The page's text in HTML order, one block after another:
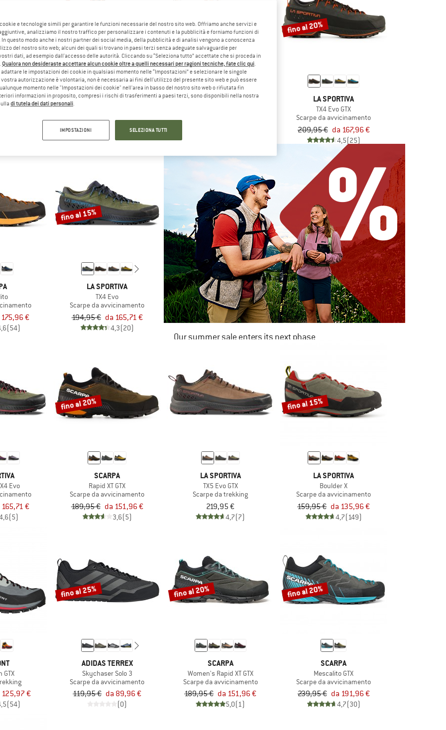
Evo ST
LA SPORTIVA
4,2(9)
fino al 20%
SCARPA
fino al 20%
LA SPORTIVA
TX4 Evo GTX
Scarpe da avvicinamento
209,95 € da 167,96 €
4,5(25)
€
(54)
fino al 15%
LA SPORTIVA
TX4 Evo
Scarpe da avvicinamento
194,95 € da 165,71 €
4,3(20)
Our summer sale enters its next phase
TO THE SALE
Evo
165,71 €
(5)
fino al 20%
SCARPA
Rapid XT GTX
Scarpe da avvicinamento
189,95 € da 151,96 €
3,6(5)
LA SPORTIVA
TX5 Evo GTX
Scarpe da trekking
219,95 €
4,7(7)
fino al 15%
LA SPORTIVA
Boulder X
Scarpe da avvicinamento
159,95 € da 135,96 €
4,7(149)
GTX
125,97 €
(54)
fino al 25%
ADIDAS TERREX
Skychaser Solo 3
Scarpe da avvicinamento
119,95 € da 89,96 €
(0)
fino al 20%
SCARPA
Women's Rapid XT GTX
Scarpe da avvicinamento
189,95 € da 151,96 €
5,0(1)
fino al 20%
SCARPA
Mescalito GTX
Scarpe da avvicinamento
239,95 € da 191,96 €
4,7(30)
e tecnologie simili per garantire le funzioni necessarie del nostro sito web. Offriamo anche servizi e
analizziamo il nostro traffico per personalizzare i contenuti e la pubblicità e forniamo funzioni di
questo modo anche i nostri partner dei social media, della pubblicità e di analisi vengono a conoscenza
del nostro sito web; alcuni dei quali si trovano in paesi terzi senza adeguate salvaguardie per
dati, ad esempio dall'accesso delle autorità. Cliccando su “Seleziona tutto” accettate che si proceda in
Qualora non desideraste accettare alcun cookie oltre a quelli necessari per ragioni tecniche, fate clic qui.
adattare le impostazioni dei cookie in qualsiasi momento nelle “Impostazioni” e selezionare le singole
autorizzazione è volontaria, non è necessaria ai fini dell'utilizzo del presente sito web e può essere
momento nelle "Impostazioni dei cookie" nell'area in basso del nostro sito web o rifiutata fin
informazioni in proposito, compresi i rischi di trasferimenti a paesi terzi, sono disponibili nella nostra
di tutela dei dati personali.
IMPOSTAZIONI SELEZIONA TUTTI